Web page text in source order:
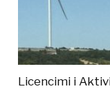
Licencimi i